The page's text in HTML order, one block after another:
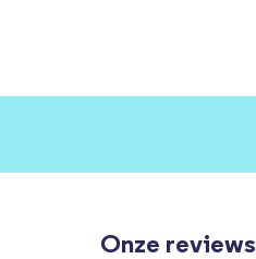
Onze reviews